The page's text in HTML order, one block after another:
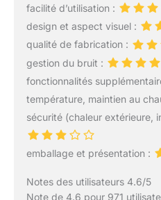
facilité d’utilisation :
design et aspect visuel :
qualité de fabrication :
gestion du bruit :
fonctionnalités
température, maintien au
sécurité (chaleur extérieure,
emballage et présentation :
Notes des utilisateurs 4.6/5
Note de 4.6 pour 971